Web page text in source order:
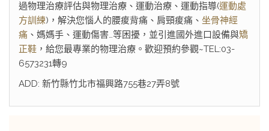
過物理治療評估與物理治療、運動治療、運動指導(運動處
方訓練)，解決您惱人的腰痠背痛、肩頸痠痛、 坐骨神經
痛 、媽媽手、運動傷害…等困擾，並引進國外進口設備與矯
正鞋 ，給您最專業的物理治療。歡迎預約參觀~TEL:03-
6573231轉9
ADD: 新竹縣竹北市福興路755巷27弄8號